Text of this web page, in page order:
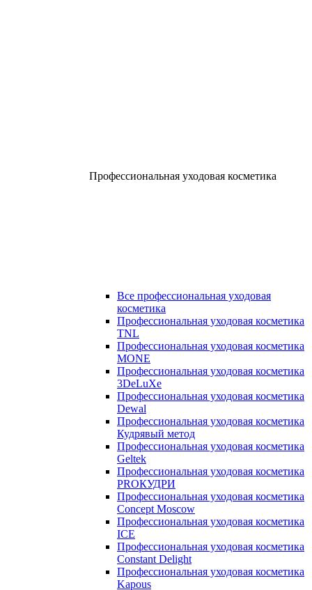
Профессиональная уходовая косметика
Все профессиональная уходовая
косметика
Профессиональная уходовая косметика
TNL
Профессиональная уходовая косметика
MONE
Профессиональная уходовая косметика
3DeLuXe
Профессиональная уходовая косметика
Dewal
Профессиональная уходовая косметика
Кудрявый метод
Профессиональная уходовая косметика
Geltek
Профессиональная уходовая косметика
PROКУДРИ
Профессиональная уходовая косметика
Concept Moscow
Профессиональная уходовая косметика
ICE
Профессиональная уходовая косметика
Constant Delight
Профессиональная уходовая косметика
Kapous